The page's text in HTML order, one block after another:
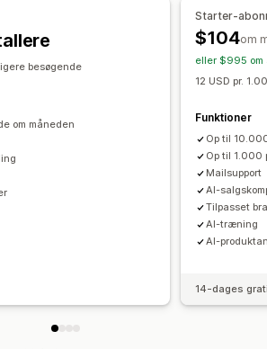
Chatvindue
Chattildeling
Anbefalet ydeevne
besøgende
om måneden
Starter-
$104om
eller $995 om
12 USD pr.
Funktioner
Op til
Op til 1.000
Mailsupport
AI-
Tilpasset
AI-træning
AI-
14-dages